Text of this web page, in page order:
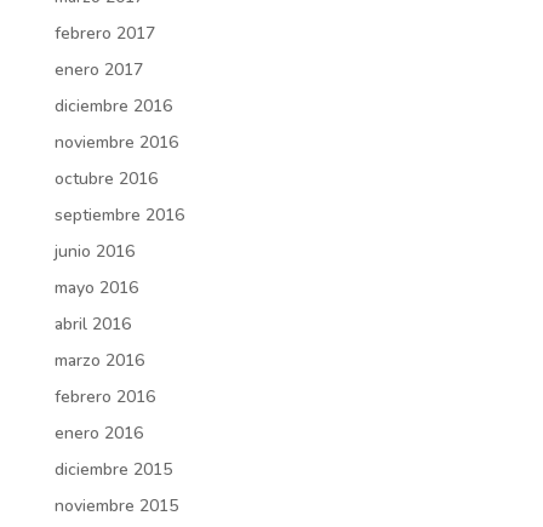
febrero 2017
enero 2017
diciembre 2016
noviembre 2016
octubre 2016
septiembre 2016
junio 2016
mayo 2016
abril 2016
marzo 2016
febrero 2016
enero 2016
diciembre 2015
noviembre 2015